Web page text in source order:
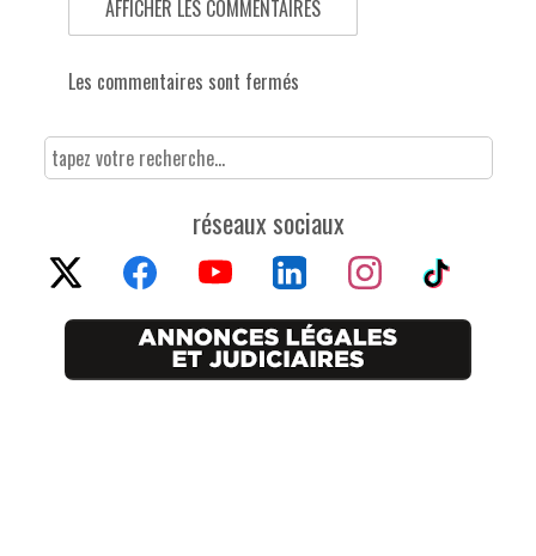
AFFICHER LES COMMENTAIRES
Les commentaires sont fermés
réseaux sociaux